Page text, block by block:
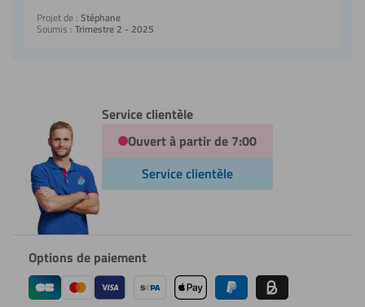
Projet de : Stéphane
Soumis : Trimestre 2 - 2025
Service clientèle
Ouvert à partir de 7:00
Service clientèle
Options de paiement